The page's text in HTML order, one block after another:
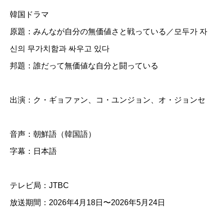
て
価
な
い
韓国ドラマ
原題：みんなが自分の無価値さと戦っている／모두가 자
신의 무가치함과 싸우고 있다
邦題：誰だって無価値な自分と闘っている
出演：ク・ギョファン、コ・ユンジョン、オ・ジョンセ
音声：朝鮮語（韓国語）
字幕：日本語
テレビ局：JTBC
放送期間：2026年4月18日〜2026年5月24日